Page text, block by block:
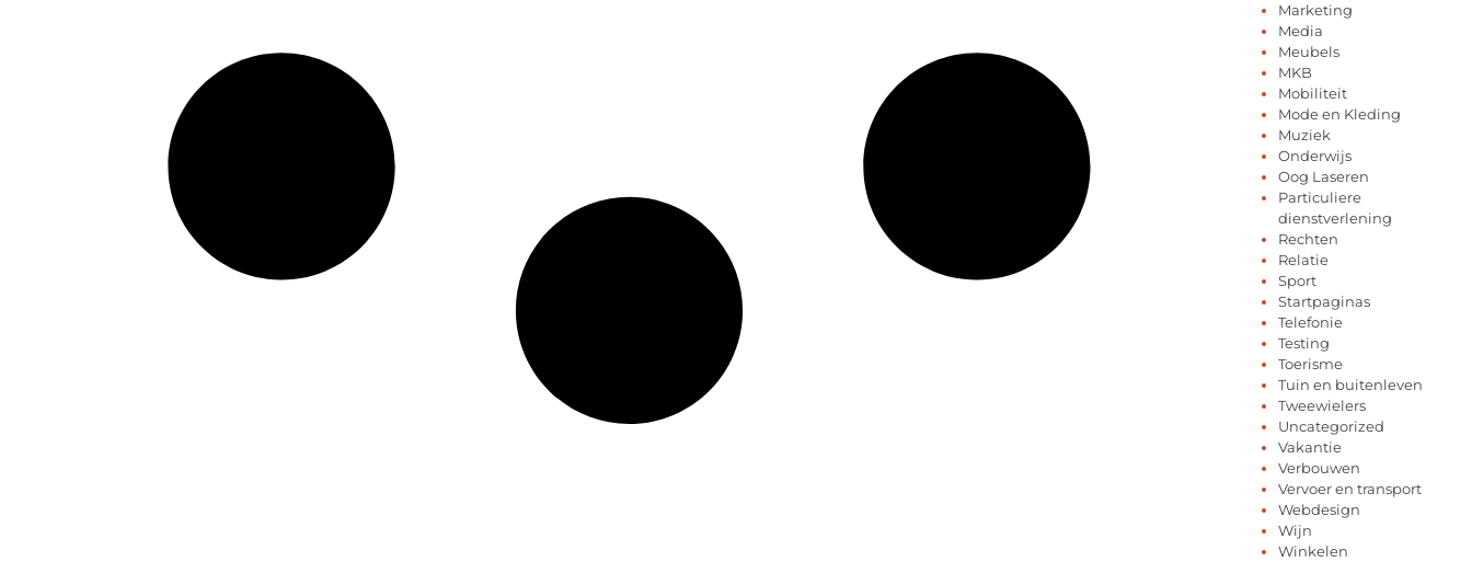
Marketing
Media
Meubels
MKB
Mobiliteit
Mode en Kleding
Muziek
Onderwijs
Oog Laseren
Particuliere
dienstverlening
Rechten
Relatie
Sport
Startpaginas
Telefonie
Testing
Toerisme
Tuin en buitenleven
Tweewielers
Uncategorized
Vakantie
Verbouwen
Vervoer en transport
Webdesign
Wijn
Winkelen